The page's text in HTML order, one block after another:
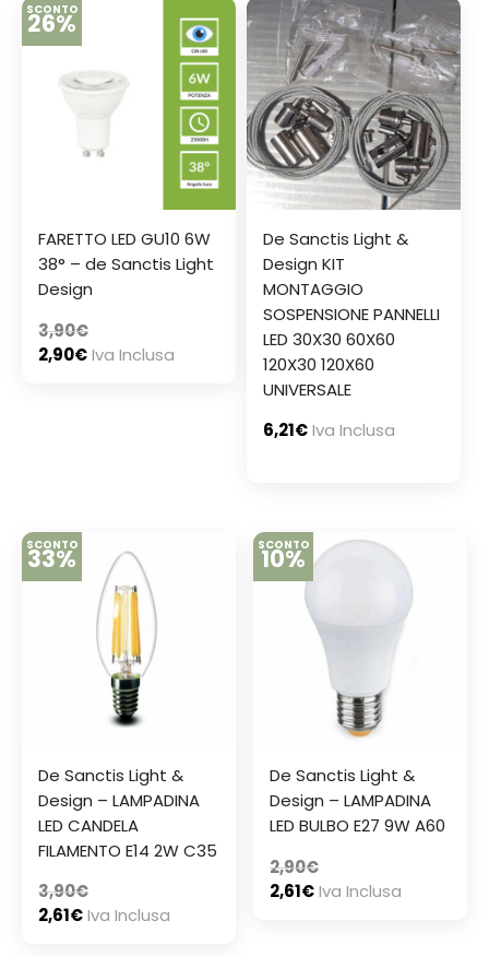
SCONTO
26%
FARETTO LED GU10 6W
38° – de Sanctis Light
Design
3,90€
2,90€Iva Inclusa
De Sanctis Light &
Design KIT
MONTAGGIO
SOSPENSIONE PANNELLI
LED 30X30 60X60
120X30 120X60
UNIVERSALE
6,21€Iva Inclusa
SCONTO
33%
De Sanctis Light &
Design – LAMPADINA
LED CANDELA
FILAMENTO E14 2W C35
3,90€
2,61€Iva Inclusa
SCONTO
10%
De Sanctis Light &
Design – LAMPADINA
LED BULBO E27 9W A60
2,90€
2,61€Iva Inclusa